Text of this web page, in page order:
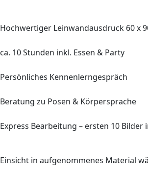
Hochwertiger Leinwandausdruck 60 x
ca. 10Stunden inkl. Essen & Party
Persönliches Kennenlerngespräch
Beratung zu Posen & Körpersprache
Express Bearbeitung – ersten 10 Bilder
Einsicht in aufgenommenes Material